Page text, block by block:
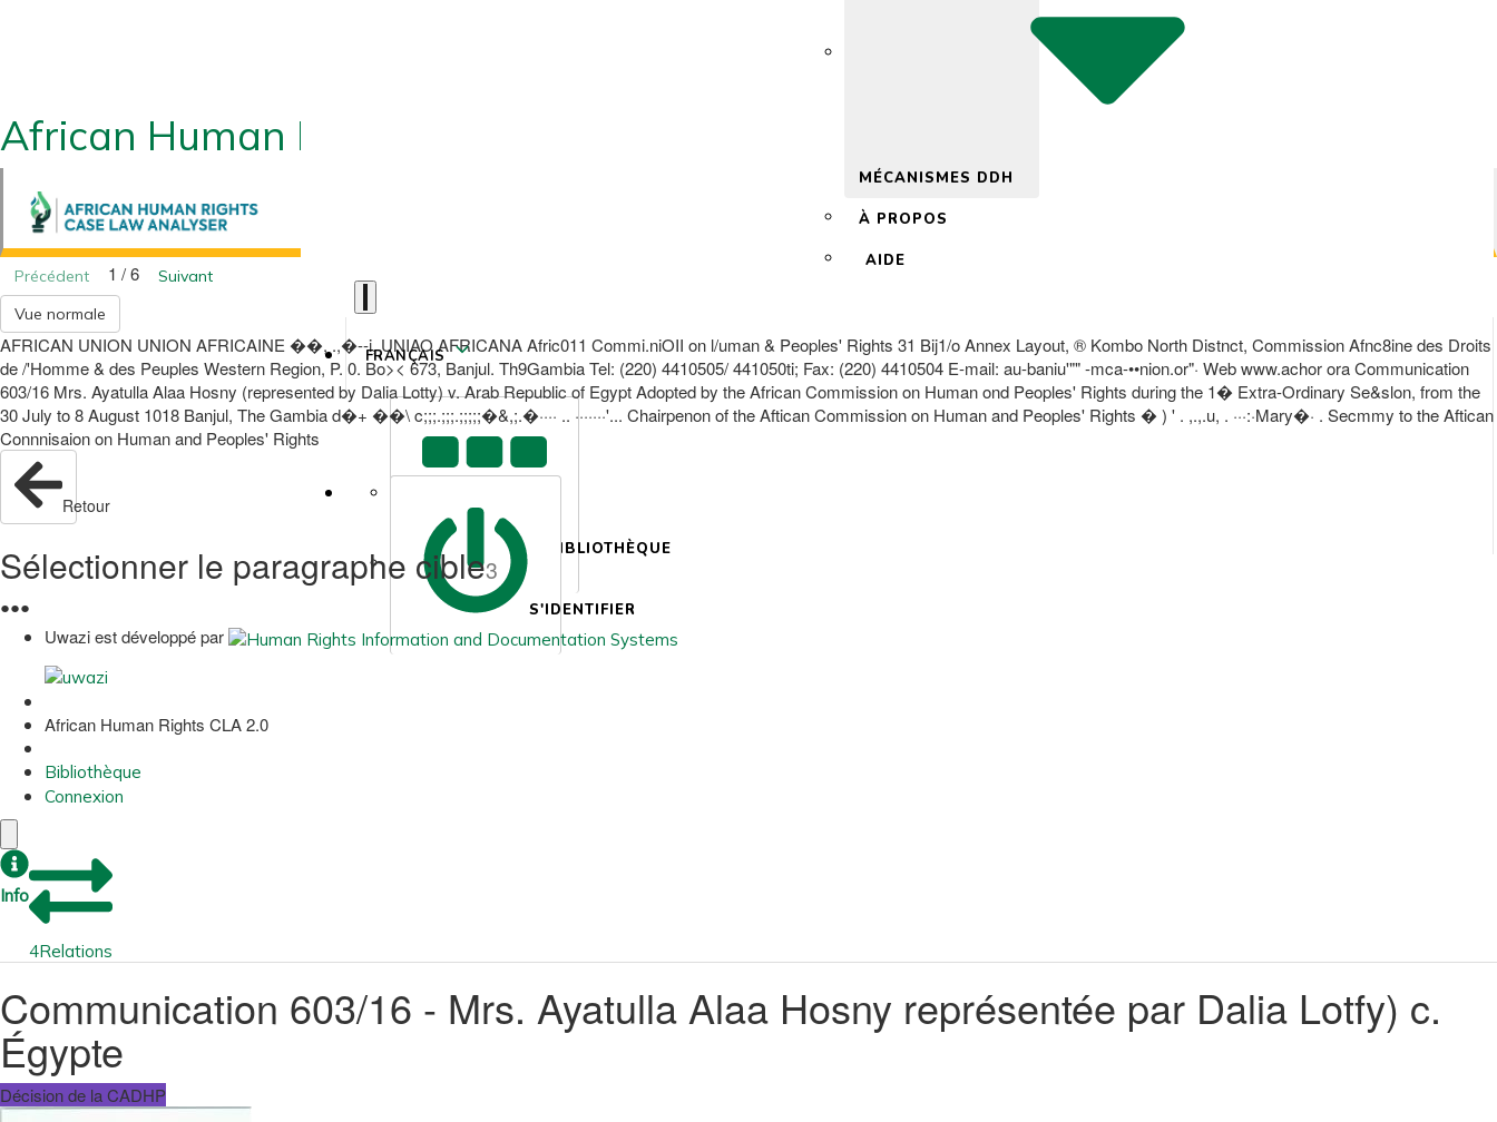
African Human Rights CLA 2.0
MÉCANISMES DDH
À PROPOS
AIDE
FRANÇAIS
BIBLIOTHÈQUE
S'IDENTIFIER
Précédent 1 / 6
Suivant
Vue normale
AFRICAN UNION UNION AFRICAINE ��, .,�--i, UNIAO AFRICANA Afric011 Commi.niOII on l/uman & Peoples' Rights 31 Bij1/o Annex Layout, ® Kombo North Distnct, Commission Afnc8ine des Droits
de /'Homme & des Peuples Western Region, P. 0. Bo>< 673, Banjul. Th9Gambia Tel: (220) 4410505/ 441050ti; Fax: (220) 4410504 E-mail: au-baniu'"" -mca-••nion.or"· Web www.achor ora Communication
603/16 Mrs. Ayatulla Alaa Hosny (represented by Dalia Lotty) v. Arab Republic of Egypt Adopted by the African Commission on Human ond Peoples' Rights during the 1� Extra-Ordinary Se&slon, from the
30 July to 8 August 1018 Banjul, The Gambia d�+ ��\ c;;;.;;;.;;;;;�&,;.�···· .. ·······'... Chairpenon of the Aftican Commission on Human and Peoples' Rights � ) ' . ,.,.u, . ···:·Mary�· . Secmmy to the Aftican
Connnisaion on Human and Peoples' Rights
Retour
Sélectionner le paragraphe cible3
●●●
Uwazi est développé par
African Human Rights CLA 2.0
Bibliothèque
Connexion
Info
4Relations
Communication 603/16 - Mrs. Ayatulla Alaa Hosny représentée par Dalia Lotfy) c.
Égypte
Décision de la CADHP